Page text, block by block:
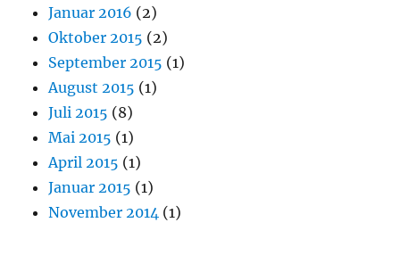
Januar 2016 (2)
Oktober 2015 (2)
September 2015 (1)
August 2015 (1)
Juli 2015 (8)
Mai 2015 (1)
April 2015 (1)
Januar 2015 (1)
November 2014 (1)